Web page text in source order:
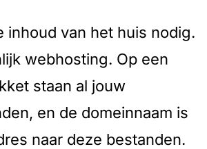
inhoud van het huis nodig.
webhosting. Op een
staan al jouw
en de domeinnaam is
naar deze bestanden.